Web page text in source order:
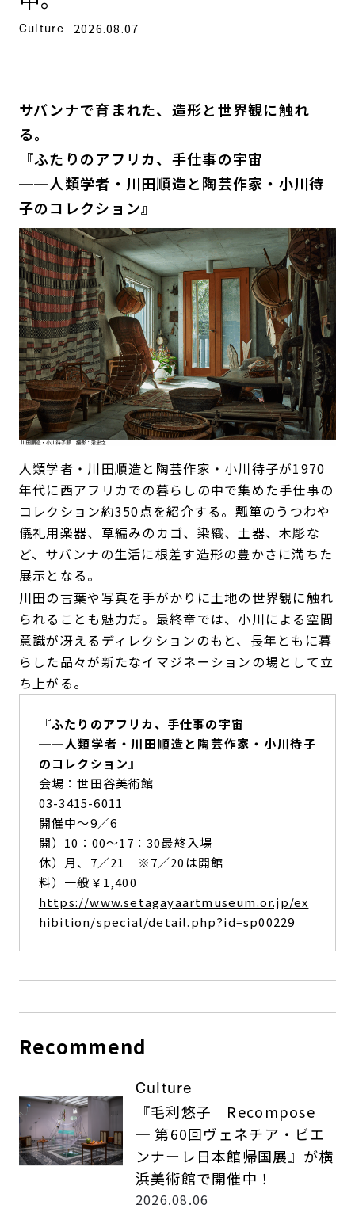
Culture 2026.08.07
サバンナで育まれた、造形と世界観に触れ
る。
『ふたりのアフリカ、手仕事の宇宙
──人類学者・川田順造と陶芸作家・小川待
子のコレクション』
人類学者・川田順造と陶芸作家・小川待子が1970
年代に西アフリカでの暮らしの中で集めた手仕事の
コレクション約350点を紹介する。瓢箪のうつわや
儀礼用楽器、草編みのカゴ、染織、土器、木彫な
ど、サバンナの生活に根差す造形の豊かさに満ちた
展示となる。
川田の言葉や写真を手がかりに土地の世界観に触れ
られることも魅力だ。最終章では、小川による空間
意識が冴えるディレクションのもと、長年ともに暮
らした品々が新たなイマジネーションの場として立
ち上がる。
『ふたりのアフリカ、手仕事の宇宙
──人類学者・川田順造と陶芸作家・小川待子
のコレクション』
会場：世田谷美術館
03-3415-6011
開催中～9／6
開）10：00～17：30最終入場
休）月、7／21 ※7／20は開館
料）一般￥1,400
https://www.setagayaartmuseum.or.jp/ex
hibition/special/detail.php?id=sp00229
Recommend
Culture
『毛利悠子 Recompose
─ 第60回ヴェネチア・ビエ
ンナーレ日本館帰国展』が横
浜美術館で開催中！
2026.08.06